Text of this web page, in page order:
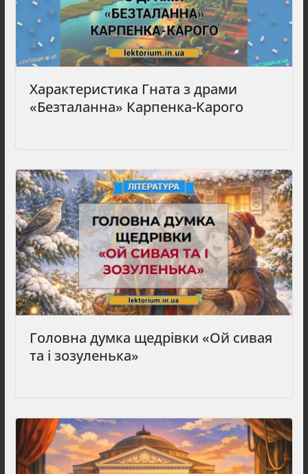
Характеристика Гната з драми
«Безталанна» Карпенка-Карого
Головна думка щедрівки «Ой сивая
та і зозуленька»